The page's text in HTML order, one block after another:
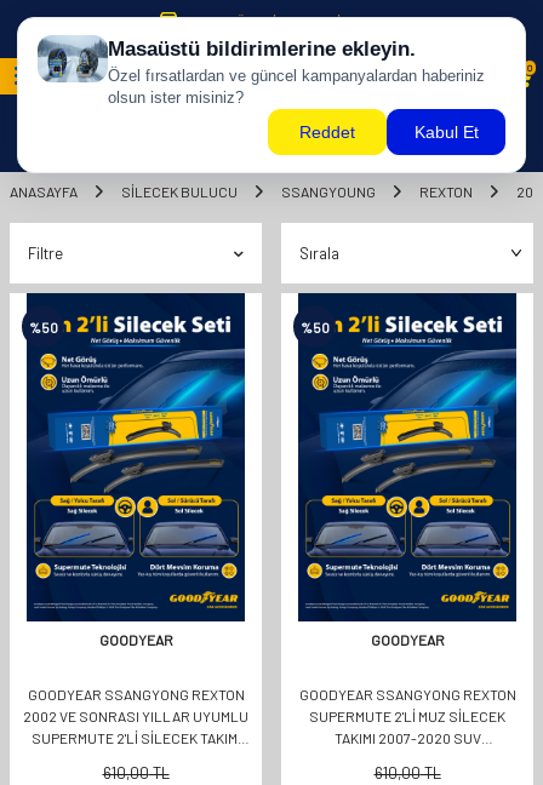
500 TL ÜZERİ KARGO BİZDEN !
0
ANASAYFA SILECEK BULUCU SSANGYOUNG REXTON
Filtre
%50
GOODYEAR
GOODYEAR SSANGYONG REXTON
2002 VE SONRASI YILLAR UYUMLU
SUPERMUTE 2'LI SILECEK TAKIMI
610,00TL
%50
GOODYEAR
GOODYEAR SSANGYONG REXTON
SUPERMUTE 2'LI MUZ SILECEK
TAKIMI 2007-2020 SUV
610,00TL